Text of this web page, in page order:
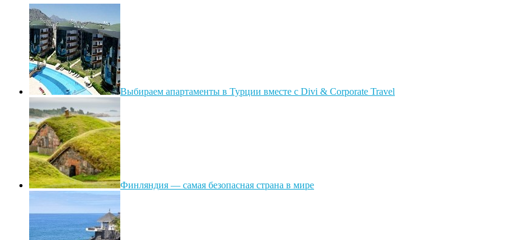
Выбираем апартаменты в Турции вместе с Divi & Corporate Travel
Финляндия — самая безопасная страна в мире